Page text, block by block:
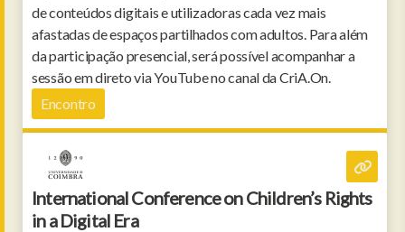
de conteúdos digitais e utilizadoras cada vez mais
afastadas de espaços partilhados com adultos. Para além
da participação presencial, será possível acompanhar a
sessão em direto via YouTube no canal da CriA.On.
Encontro
International Conference on Children’s Rights
in a Digital Era